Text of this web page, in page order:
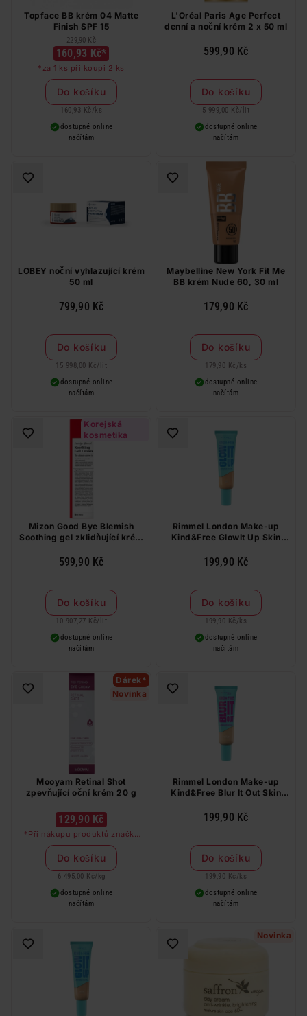
Topface BB krém 04 Matte
Finish SPF 15
229,90 Kč
160,93 Kč*
*za 1 ks při koupi 2 ks
Do košíku
160,93 Kč / ks
dostupné online
načítám
L'Oréal Paris Age Perfect
denní a noční krém 2 x 50 ml
599,90 Kč
Do košíku
5 999,00 Kč/ lit
dostupné online
načítám
LOBEY noční vyhlazující krém
50 ml
799,90 Kč
Do košíku
15 998,00 Kč/ lit
dostupné online
načítám
Maybelline New York Fit Me
BB krém Nude 60, 30 ml
179,90 Kč
Do košíku
179,90 Kč / ks
dostupné online
načítám
Korejská
kosmetika
Mizon Good Bye Blemish
Soothing gel zklidňující krém
599,90 Kč
Do košíku
10 907,27 Kč/ lit
dostupné online
načítám
Rimmel London Make-up
Kind&Free GlowIt Up Skin
199,90 Kč
Do košíku
199,90 Kč / ks
dostupné online
načítám
Dárek*
Novinka
Mooyam Retinal Shot
zpevňující oční krém 20 g
129,90 Kč
*Při nákupu produktů značky
Mooyam nad 99 Kč dostanete
kolagenovou masku zdarma
Do košíku
6 495,00 Kč/ kg
dostupné online
načítám
Rimmel London Make-up
Kind&Free Blur It Out Skin
199,90 Kč
Do košíku
199,90 Kč / ks
dostupné online
načítám
Novinka